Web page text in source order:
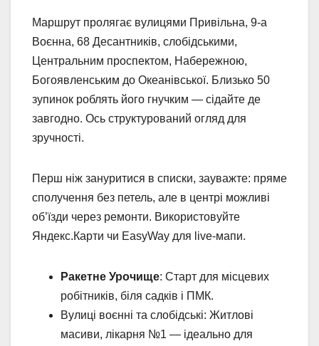
Маршрут пролягає вулицями Привільна, 9-а
Воєнна, 68 Десантників, слобідськими,
Центральним проспектом, Набережною,
Богоявленським до Океанівської. Близько 50
зупинок роблять його гнучким — сідайте де
завгодно. Ось структурований огляд для
зручності.
Перш ніж зануритися в списки, зауважте: пряме
сполучення без петель, але в центрі можливі
об’їзди через ремонти. Використовуйте
Яндекс.Карти чи EasyWay для live-мапи.
Ракетне Урочище: Старт для місцевих
робітників, біля садків і ПМК.
Вулиці воєнні та слобідські: Житлові
масиви, лікарня №1 — ідеально для